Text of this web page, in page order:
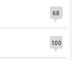
68
100